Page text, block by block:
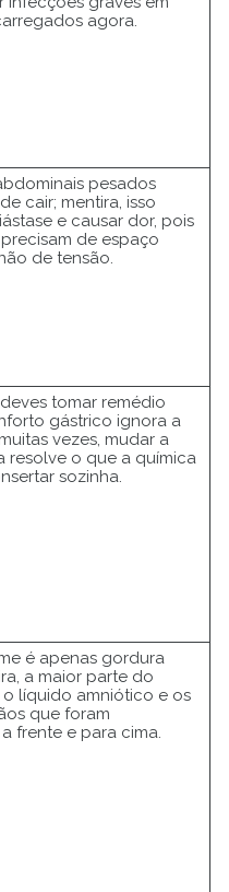
agora.
pesados
cair; mentira, isso
e causar dor, pois
de espaço
de tensão.
tomar remédio
gástrico ignora a
vezes, mudar a
resolve o que a química
sozinha.
é apenas gordura
a maior parte do
líquido amniótico e os
que foram
frente e para cima.